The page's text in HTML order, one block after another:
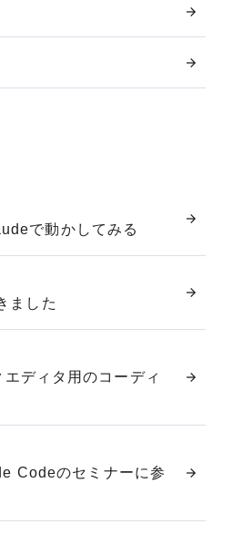
で動かしてみる
ました
ディタ用のコーディ
Codeのセミナーに参